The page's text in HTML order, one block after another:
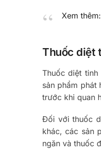
Xem
Thuốc diệt
Thuốc diệt
sản phẩm
trước khi quan
Đối với thuốc
khác, các sản
ngăn và thuốc